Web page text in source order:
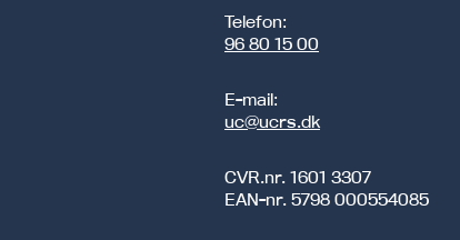
Telefon:
96 80 15 00
E-mail:
uc@ucrs.dk
CVR.nr. 1601 3307
EAN-nr. 5798 000554085